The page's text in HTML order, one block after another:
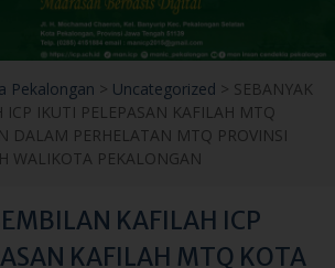
Pekalongan>Uncategorized
DALAM PERHELATAN MTQ PROVINSI
WALIKOTA PEKALONGAN
KAFILAH ICP
KAFILAH MTQ KOTA
DALAM PERHELATAN